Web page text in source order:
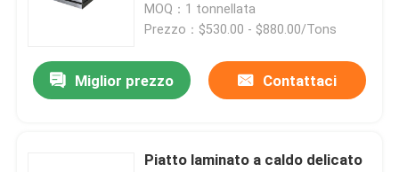
MOQ：1 tonnellata
Prezzo：$530.00 - $880.00/Tons
Miglior prezzo Contattaci
Piatto laminato a caldo delicato